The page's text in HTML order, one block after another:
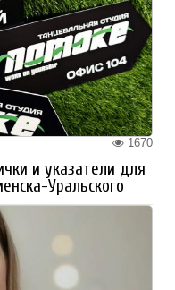
1670
и указатели для
Уральского